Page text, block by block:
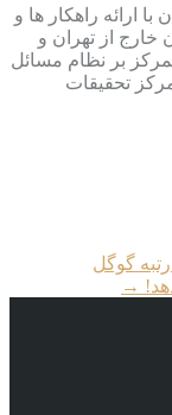
ارائه راهکار ها و
خارج از تهران و
بر نظام مسائل
تحقیقات
گوگل
→